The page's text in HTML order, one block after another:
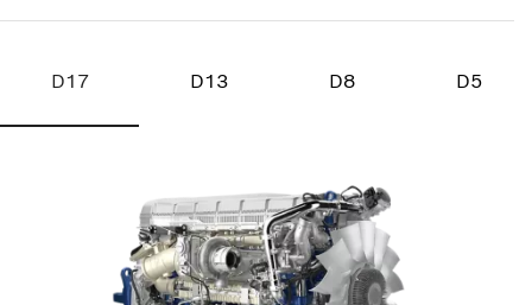
D17 D13 D8 D5